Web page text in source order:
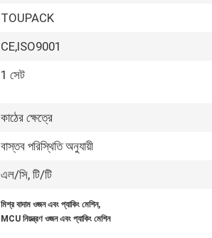
TOUPACK
CE,ISO9001
1 সেট
কাঠের ক্ষেত্রে
বাস্তব পরিস্থিতি অনুযায়ী
এল/সি, টি/টি
মিশ্র বাদাম ওজন এবং প্যাকিং মেশিন,
MCU নিয়ন্ত্রণ ওজন এবং প্যাকিং মেশিন